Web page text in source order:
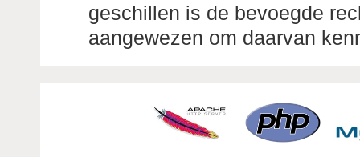
geschillen is de bevoegde
aangewezen om daarvan